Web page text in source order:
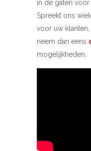
in de gaten
Spreekt ons
voor uw
neem dan eens
mogelijkheden.